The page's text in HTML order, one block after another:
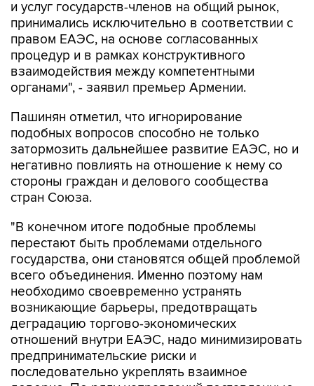
и услуг государств-членов на общий рынок,
принимались исключительно в соответствии с
правом ЕАЭС, на основе согласованных
процедур и в рамках конструктивного
взаимодействия между компетентными
органами", - заявил премьер Армении.
Пашинян отметил, что игнорирование
подобных вопросов способно не только
затормозить дальнейшее развитие ЕАЭС, но и
негативно повлиять на отношение к нему со
стороны граждан и делового сообщества
стран Союза.
"В конечном итоге подобные проблемы
перестают быть проблемами отдельного
государства, они становятся общей проблемой
всего объединения. Именно поэтому нам
необходимо своевременно устранять
возникающие барьеры, предотвращать
деградацию торгово-экономических
отношений внутри ЕАЭС, надо минимизировать
предпринимательские риски и
последовательно укреплять взаимное